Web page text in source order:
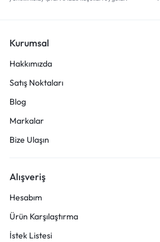
Kurumsal
Hakkımızda
Satış Noktaları
Blog
Markalar
Bize Ulaşın
Alışveriş
Hesabım
Ürün Karşılaştırma
İstek Listesi